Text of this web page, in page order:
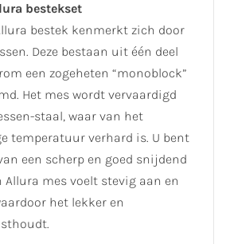
bestekset
bestek kenmerkt zich door
Deze bestaan uit één deel
een zogeheten “monoblock”
Het mes wordt vervaardigd
staal, waar van het
temperatuur verhard is. U bent
een scherp en goed snijdend
Allura mes voelt stevig aan en
het lekker en